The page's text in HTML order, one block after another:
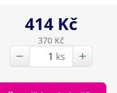
414 Kč
370 Kč
ks